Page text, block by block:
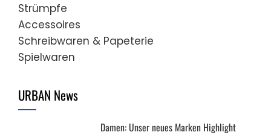
Strümpfe
Accessoires
Schreibwaren & Papeterie
Spielwaren
URBAN News
Damen: Unser neues Marken Highlight